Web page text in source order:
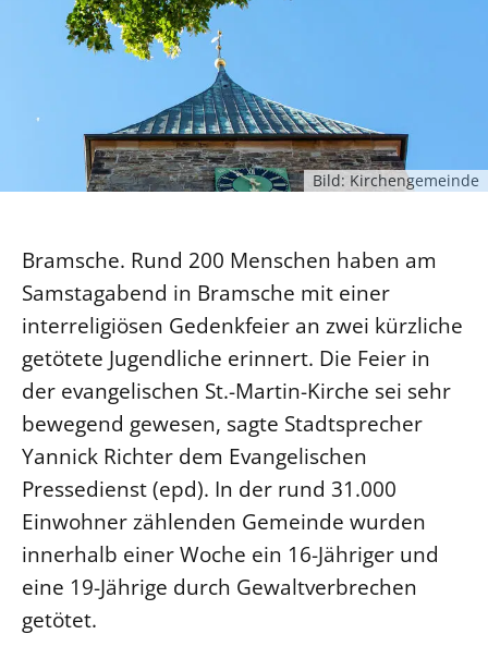
Bild: Kirchengemeinde
Bramsche. Rund 200 Menschen haben am
Samstagabend in Bramsche mit einer
interreligiösen Gedenkfeier an zwei kürzliche
getötete Jugendliche erinnert. Die Feier in
der evangelischen St.-Martin-Kirche sei sehr
bewegend gewesen, sagte Stadtsprecher
Yannick Richter dem Evangelischen
Pressedienst (epd). In der rund 31.000
Einwohner zählenden Gemeinde wurden
innerhalb einer Woche ein 16-Jähriger und
eine 19-Jährige durch Gewaltverbrechen
getötet.
Kirche und Finanzen
Personalausschuss
LANDESKIRCHENAMT
Willkommen
Kollegium
Rechnungsprüfungsamt
Fachstelle Sexualisierte Gewalt
Beschwerdestellen
Kirchenämter
Gleichstellung
Datenschutz
Geschäftsstelle Landessynode
LANDESSYNODE
27. Landessynode
Kontakt
Hintergrund
Evangelische Kirche
Lutherische Kirche
Glaubensbekenntnis
Positionen
Ökumene
Gegen Gewalt
Nachhaltigkeit
Erneuerbare Energien
Mobilität
Gebäude
Impressum
Barrierefreiheit
Presse
Freie Stellen
Suche